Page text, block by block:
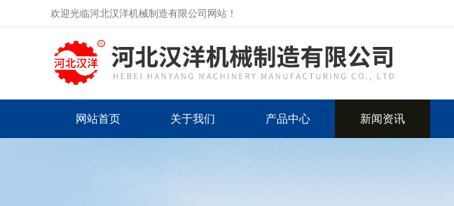
欢迎光临河北汉洋机械制造有限公司网站！
网站首页 关于我们 产品中心 新闻资讯